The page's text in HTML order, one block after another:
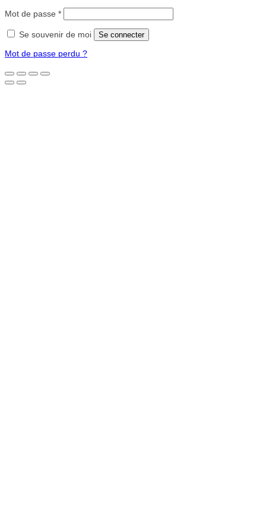
Mot de passe *Obligatoire
Se souvenir de moi Se connecter
Mot de passe perdu ?